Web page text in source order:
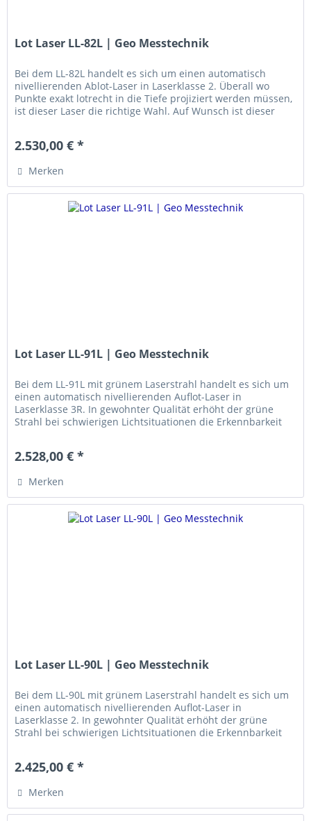
Lot Laser LL-82L | Geo Messtechnik
Bei dem LL-82L handelt es sich um einen automatisch
nivellierenden Ablot-Laser in Laserklasse 2. Überall wo
Punkte exakt lotrecht in die Tiefe projiziert werden müssen,
ist dieser Laser die richtige Wahl. Auf Wunsch ist dieser
2.530,00 € *
Merken
Lot Laser LL-91L | Geo Messtechnik
Bei dem LL-91L mit grünem Laserstrahl handelt es sich um
einen automatisch nivellierenden Auflot-Laser in
Laserklasse 3R. In gewohnter Qualität erhöht der grüne
Strahl bei schwierigen Lichtsituationen die Erkennbarkeit
2.528,00 € *
Merken
Lot Laser LL-90L | Geo Messtechnik
Bei dem LL-90L mit grünem Laserstrahl handelt es sich um
einen automatisch nivellierenden Auflot-Laser in
Laserklasse 2. In gewohnter Qualität erhöht der grüne
Strahl bei schwierigen Lichtsituationen die Erkennbarkeit
2.425,00 € *
Merken